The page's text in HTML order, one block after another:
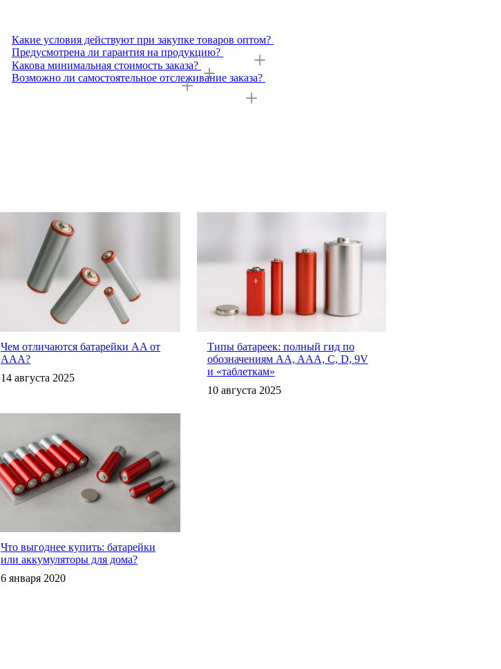
Какие условия действуют при закупке товаров оптом?
Предусмотрена ли гарантия на продукцию?
Какова минимальная стоимость заказа?
Возможно ли самостоятельное отслеживание заказа?
Чем отличаются батарейки AA от
AAA?
14 августа 2025
Типы батареек: полный гид по
обозначениям AA, AAA, C, D, 9V
и «таблеткам»
10 августа 2025
Что выгоднее купить: батарейки
или аккумуляторы для дома?
6 января 2020